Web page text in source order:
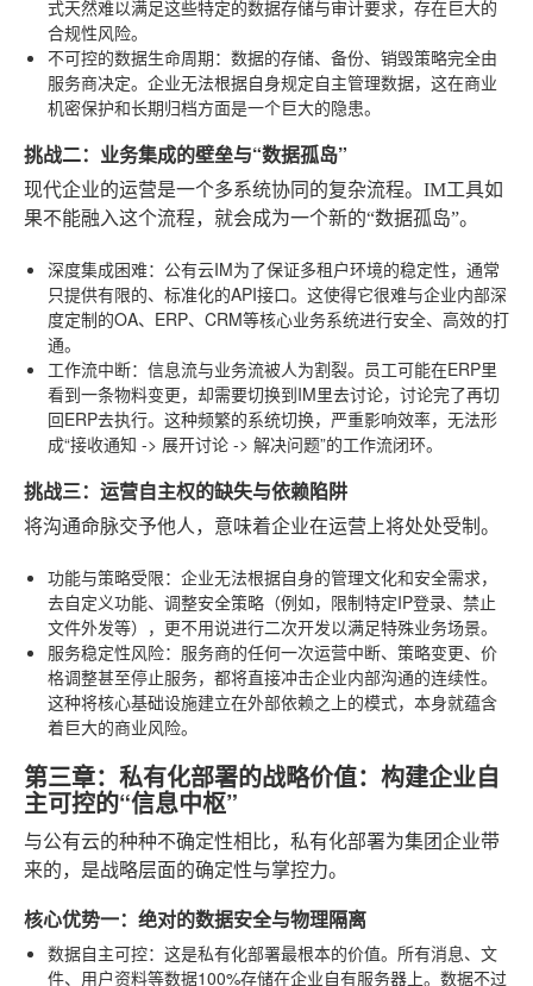
式天然难以满足这些特定的数据存储与审计要求，存在巨大的
合规性风险。
不可控的数据生命周期：数据的存储、备份、销毁策略完全由
服务商决定。企业无法根据自身规定自主管理数据，这在商业
机密保护和长期归档方面是一个巨大的隐患。
挑战二：业务集成的壁垒与“数据孤岛”
现代企业的运营是一个多系统协同的复杂流程。IM工具如
果不能融入这个流程，就会成为一个新的“数据孤岛”。
深度集成困难：公有云IM为了保证多租户环境的稳定性，通常
只提供有限的、标准化的API接口。这使得它很难与企业内部深
度定制的OA、ERP、CRM等核心业务系统进行安全、高效的打
通。
工作流中断：信息流与业务流被人为割裂。员工可能在ERP里
看到一条物料变更，却需要切换到IM里去讨论，讨论完了再切
回ERP去执行。这种频繁的系统切换，严重影响效率，无法形
成“接收通知 -> 展开讨论 -> 解决问题”的工作流闭环。
挑战三：运营自主权的缺失与依赖陷阱
将沟通命脉交予他人，意味着企业在运营上将处处受制。
功能与策略受限：企业无法根据自身的管理文化和安全需求，
去自定义功能、调整安全策略（例如，限制特定IP登录、禁止
文件外发等），更不用说进行二次开发以满足特殊业务场景。
服务稳定性风险：服务商的任何一次运营中断、策略变更、价
格调整甚至停止服务，都将直接冲击企业内部沟通的连续性。
这种将核心基础设施建立在外部依赖之上的模式，本身就蕴含
着巨大的商业风险。
第三章：私有化部署的战略价值：构建企业自
主可控的“信息中枢”
与公有云的种种不确定性相比，私有化部署为集团企业带
来的，是战略层面的确定性与掌控力。
核心优势一：绝对的数据安全与物理隔离
数据自主可控：这是私有化部署最根本的价值。所有消息、文
件、用户资料等数据100%存储在企业自有服务器上。数据不过